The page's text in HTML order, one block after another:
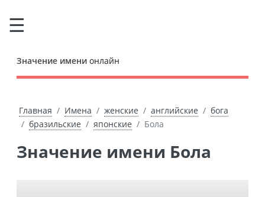
Значение имени онлайн
Главная Имена женские английские
бога
бразильские
японские Бола
Значение имени Бола